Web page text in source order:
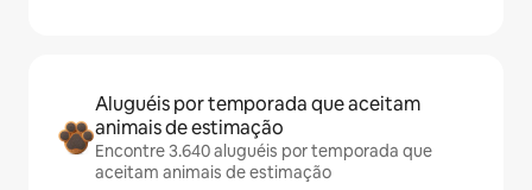
Aluguéis por temporada que aceitam
animais de estimação
Encontre 3.640 aluguéis por temporada que
aceitam animais de estimação